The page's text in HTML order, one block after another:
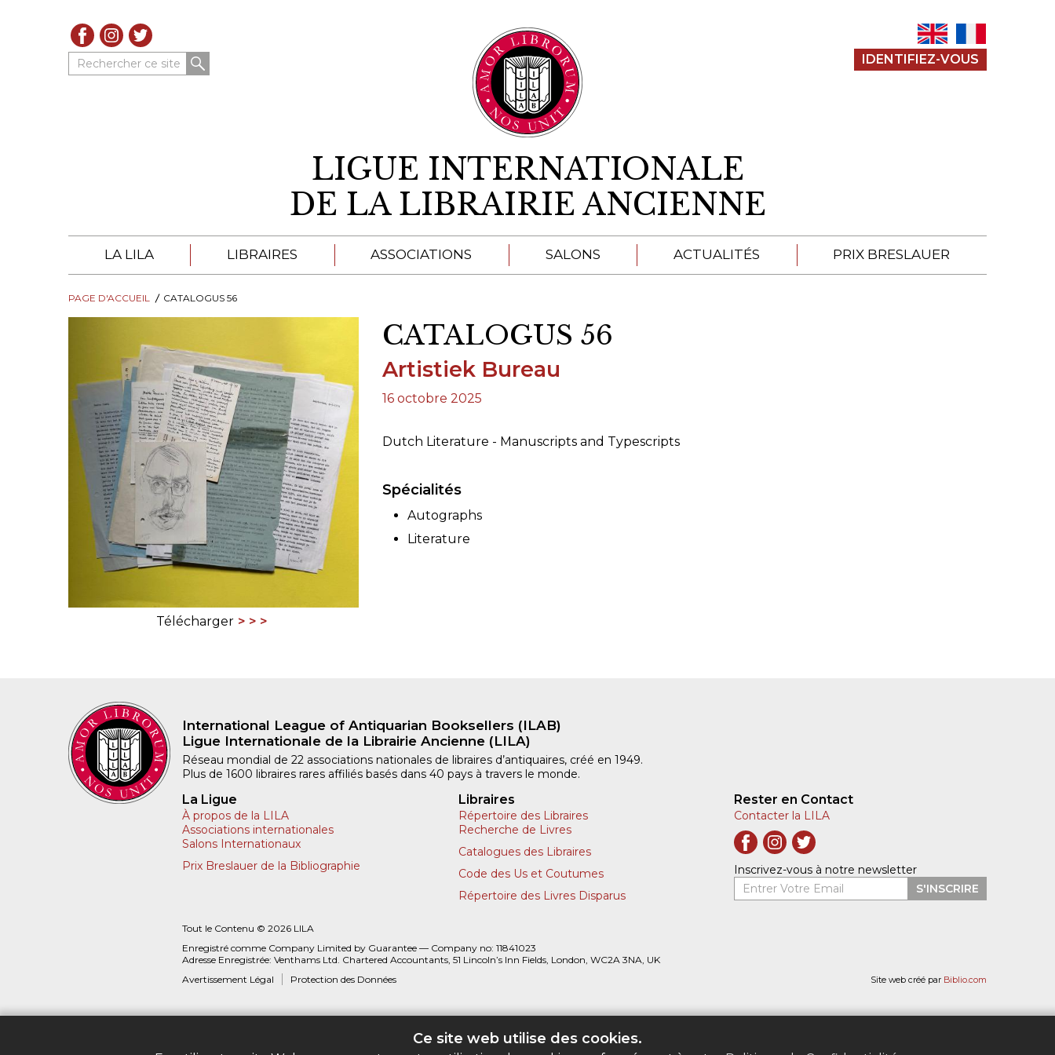
Ce site web utilise des cookies.
Rechercher ce site IDENTIFIEZ-VOUS
LIGUE INTERNATIONALE
DE LA LIBRAIRIE ANCIENNE
LA LILA
À PROPOS DE LA LILA
CONGRÈS & RÉUNIONS DE LA LILA
SALONS INTERNATIONAUX DE LA LILA
CODE ES US ET COUTUMES DE LA LILA
L'HISTOIRE DE LA LILA
ÉDUCATION & MENTORAT
VIDEOS AND RESSOURCES
LIBRAIRES
LIBRAIRES DE LA LILA
RECHERCHE DE LIVRES
RÉPERTOIRE DES LIBRAIRIES
ASSOCIATIONS SALONS ACTUALITÉS PRIX BRESLAUER
PAGE D'ACCUEIL CATALOGUS 56
Télécharger
CATALOGUS 56
Artistiek Bureau
16 octobre 2025
Dutch Literature - Manuscripts and Typescripts
Spécialités
Autographs
Literature
International League of Antiquarian Booksellers (ILAB)
Ligue Internationale de la Librairie Ancienne (LILA)
Réseau mondial de 22 associations nationales de libraires d’antiquaires, créé en 1949.
Plus de 1600 libraires rares affiliés basés dans 40 pays à travers le monde.
La Ligue
À propos de la LILA
Associations internationales
Salons Internationaux
Prix Breslauer de la Bibliographie
Libraires
Répertoire des Libraires
Recherche de Livres
Catalogues des Libraires
Code des Us et Coutumes
Répertoire des Livres Disparus
Rester en Contact
Contacter la LILA
Inscrivez-vous à notre newsletter
Entrer Votre Email
S'INSCRIRE
Tout le Contenu © 2026 LILA
Enregistré comme Company Limited by Guarantee — Company no: 11841023
Adresse Enregistrée: Venthams Ltd. Chartered Accountants, 51 Lincoln’s Inn Fields, London, WC2A 3NA, UK
Avertissement Légal
Protection des Données Site web créé par Biblio.com